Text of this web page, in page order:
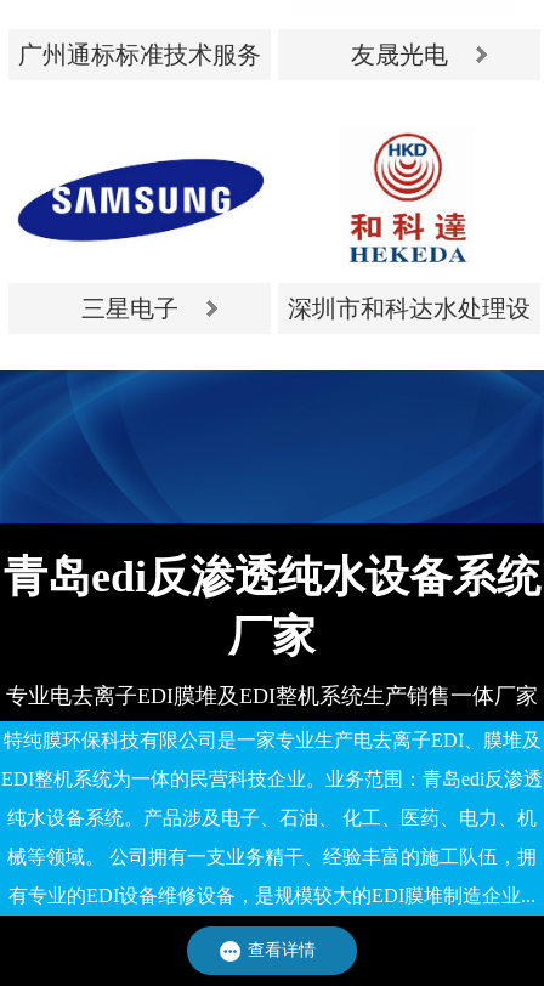
广州通标标准技术服务
广州通标标准技术服务
有限公司
友晟光电
友晟光电
三星电子
深圳市和科达水处理设
青岛edi反渗透纯水设备系统
厂家
专业电去离子EDI膜堆及EDI整机系统生产销售一体厂家
特纯膜环保科技有限公司是一家专业生产电去离子EDI、膜堆及
EDI整机系统为一体的民营科技企业。业务范围：青岛edi反渗透
纯水设备系统。产品涉及电子、石油、 化工、医药、电力、机
械等领域。 公司拥有一支业务精干、经验丰富的施工队伍，拥
有专业的EDI设备维修设备，是规模较大的EDI膜堆制造企业...
查看详情